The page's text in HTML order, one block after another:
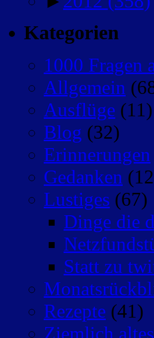
Kategorien
1000 Fragen
Allgemein
Ausflüge (11)
Blog (32)
Erinnerungen
Gedanken
Lustiges (67)
Dinge die
Statt zu
Rezepte (41)
Ziemlich